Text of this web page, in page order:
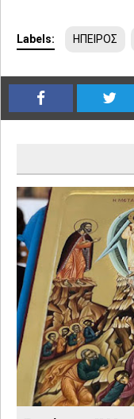
Labels: ΗΠΕΙΡΟΣ